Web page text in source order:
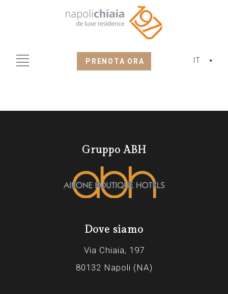
PRENOTA ORA IT
Gruppo ABH
Dove siamo
Via Chiaia, 197
80132 Napoli (NA)